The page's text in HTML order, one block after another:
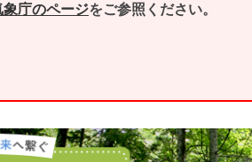
象庁のページをご参照ください。